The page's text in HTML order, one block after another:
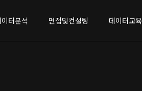
이터분석 면접및컨설팅 데이터교육